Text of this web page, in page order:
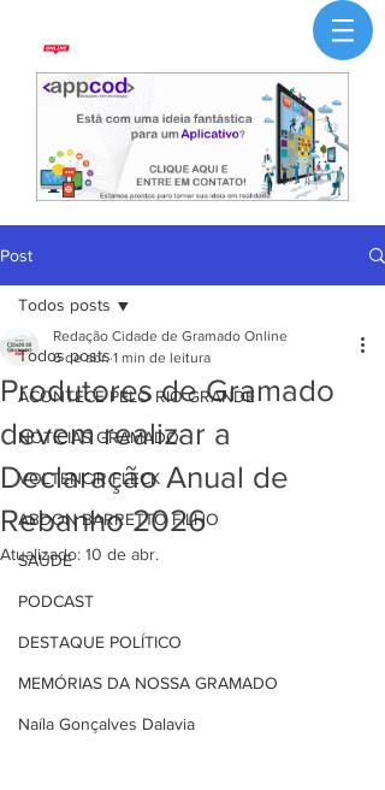
Post
Todos posts
ACONTECE PELO RIO GRANDE
NOTÍCIAS GRAMADO
VOLTENCIR FLECK
ABDON BARRETTO FILHO
SAÚDE
PODCAST
DESTAQUE POLÍTICO
MEMÓRIAS DA NOSSA GRAMADO
Naíla Gonçalves Dalavia
Todos posts
Produtores de Gramado
devem realizar a
Declaração Anual de
Rebanho 2026
Redação Cidade de Gramado Online
6 de abr. 1 min de leitura
Atualizado: 10 de abr.